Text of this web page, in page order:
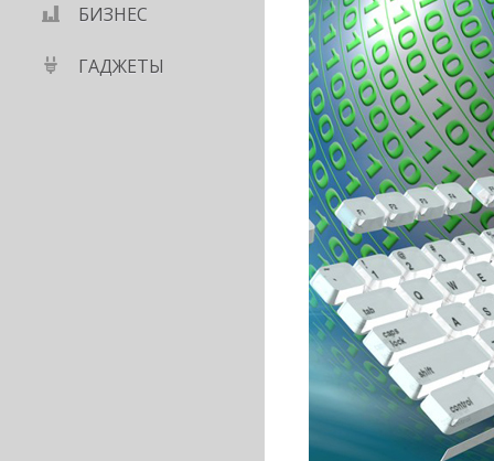
БИЗНЕС
ГАДЖЕТЫ